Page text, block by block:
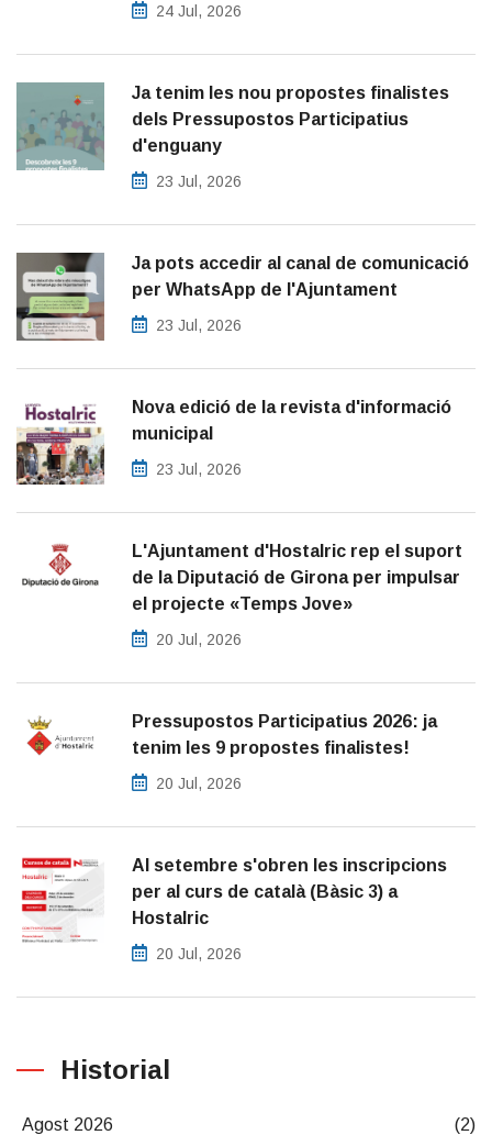
24 Jul, 2026
Ja tenim les nou propostes finalistes
dels Pressupostos Participatius
d'enguany
23 Jul, 2026
Ja pots accedir al canal de comunicació
per WhatsApp de l'Ajuntament
23 Jul, 2026
Nova edició de la revista d'informació
municipal
23 Jul, 2026
L'Ajuntament d'Hostalric rep el suport
de la Diputació de Girona per impulsar
el projecte «Temps Jove»
20 Jul, 2026
Pressupostos Participatius 2026: ja
tenim les 9 propostes finalistes!
20 Jul, 2026
Al setembre s'obren les inscripcions
per al curs de català (Bàsic 3) a
Hostalric
20 Jul, 2026
Historial
Agost 2026 (2)